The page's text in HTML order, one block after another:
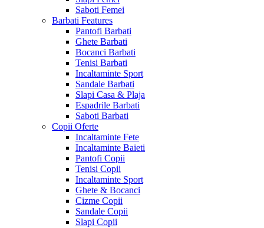
Saboti Femei
Barbati Features
Pantofi Barbati
Ghete Barbati
Bocanci Barbati
Tenisi Barbati
Incaltaminte Sport
Sandale Barbati
Slapi Casa & Plaja
Espadrile Barbati
Saboti Barbati
Copii Oferte
Incaltaminte Fete
Incaltaminte Baieti
Pantofi Copii
Tenisi Copii
Incaltaminte Sport
Ghete & Bocanci
Cizme Copii
Sandale Copii
Slapi Copii